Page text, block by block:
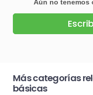
Aún no tenemos
Más categorías
básicas